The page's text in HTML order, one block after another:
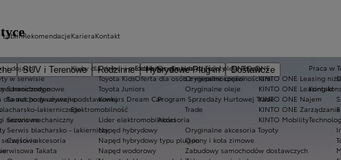
SUV i Terenowe Rodzinne Hybrydowe Plug-in
Dostawcze
Ekobonus dla hybryd Toyoty
Oferta dla osób z niepełnosprawnościami
Kluby dla dzieci i młodzieży
Toyota Kids
Toyota Juniors
Konkurs Dream Car
Elektromobilność
Lider elektromobilności
Napęd hybrydowy
Napęd hybrydowy typu plug-in
Napęd wodorowy
Praca w
Kontakt
KINTO ONE
KINTO ONE Leasing
KINTO ONE Leasing
KINTO ONE Najem
KINTO ONE
KINTO Mobility
w serwisie
dla aut po gwarancji podstawowej
lakierniczego
sezonowe
serwisowe
Takata
Oryginalne części i oleje Toyoty
Oryginalne części
Oryginalne oleje
Program Sprzedaży Hurtowej Trade
Trade
Akcesoria
Oryginalne akcesoria Toyoty
Opony i koła zimowe
Zabudowy samochodów dostawczych
Lublin
i dojazd
Samochody nowe
Samochody używane
Serwis mechaniczny
Serwis blacharsko - lakierniczy
Części i akcesoria
RekomendacjeKarieraKontakt